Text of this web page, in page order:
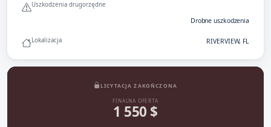
Uszkodzenia drugorzędne
Drobne uszkodzenia
Lokalizacja RIVERVIEW, FL
LICYTACJA ZAKOŃCZONA
FINALNA OFERTA
1 550 $